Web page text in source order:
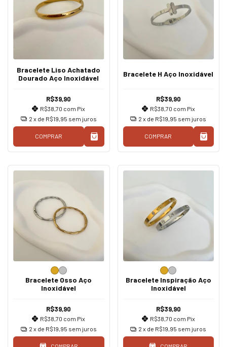
Bracelete Liso Achatado
Dourado Aço Inoxidável
R$39,90
R$38,70 com Pix
2 x de R$19,95 sem juros
COMPRAR
Bracelete H Aço Inoxidável
R$39,90
R$38,70 com Pix
2 x de R$19,95 sem juros
COMPRAR
Bracelete Osso Aço
Inoxidável
R$39,90
R$38,70 com Pix
2 x de R$19,95 sem juros
Bracelete Inspiração Aço
Inoxidável
R$39,90
R$38,70 com Pix
2 x de R$19,95 sem juros